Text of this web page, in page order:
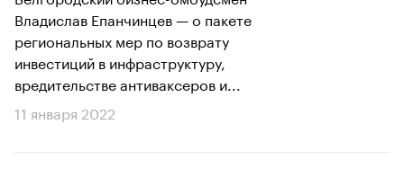
Владислав Епанчинцев — о пакете
региональных мер по возврату
инвестиций в инфраструктуру,
вредительстве антиваксеров и...
11 января 2022